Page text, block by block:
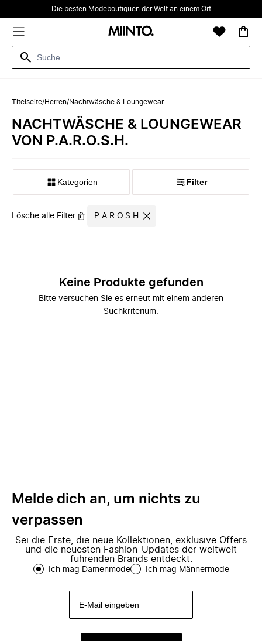
Die besten Modeboutiquen der Welt an einem Ort
Titelseite/Herren/Nachtwäsche & Loungewear
NACHTWÄSCHE & LOUNGEWEAR
VON P.A.R.O.S.H.
Kategorien Filter
Lösche alle Filter P.A.R.O.S.H.
Keine Produkte gefunden
Bitte versuchen Sie es erneut mit einem anderen
Suchkriterium.
Melde dich an, um nichts zu
verpassen
Sei die Erste, die neue Kollektionen, exklusive Offers
und die neuesten Fashion-Updates der weltweit
führenden Brands entdeckt.
Ich mag Damenmode Ich mag Männermode